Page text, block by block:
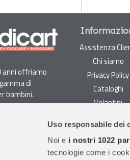
Uso responsabile dei
Noi e i nostri 1022
tecnologie come i
Massima
anni offriamo
di
bambini.
di
articoli
cancelleria e
Assistenza
Chi siamo
Privacy Policy
Cataloghi
Volantini
DURC e
Rilevazione